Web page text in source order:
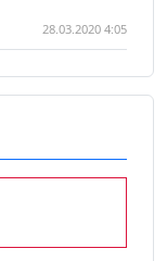
28.03.2020 4:05